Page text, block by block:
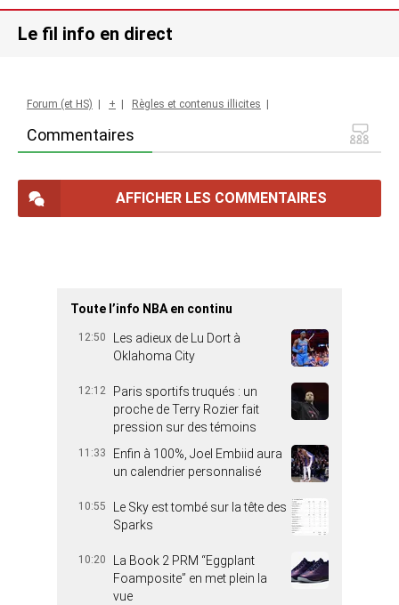
Le fil info en direct
Commentaires
Forum (et HS) + Règles et contenus illicites
AFFICHER LES COMMENTAIRES
Toute l’info NBA en continu
12:50
Les adieux de Lu Dort à
Oklahoma City
12:12
Paris sportifs truqués : un
proche de Terry Rozier fait
pression sur des témoins
11:33
Enfin à 100%, Joel Embiid aura
un calendrier personnalisé
10:55
Le Sky est tombé sur la tête des
Sparks
10:20
La Book 2 PRM “Eggplant
Foamposite” en met plein la
vue